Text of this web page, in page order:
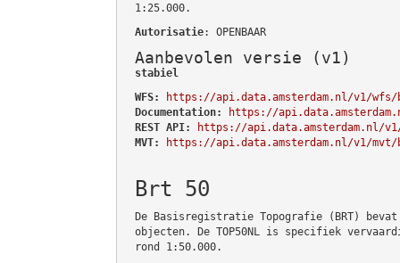
1:25.000.
Autorisatie: OPENBAAR
Aanbevolen versie (v1)
stabiel
WFS:
https://api.data.amsterdam.nl/v1/wfs/
Documentation:
https://
REST API:
https://api.data.amsterdam.nl/
MVT:
https://api.data.amsterdam.nl/v1/mvt/
Brt 50
De Basisregistratie Topografie (BRT)
objecten. De TOP50NL is specifiek
rond 1:50.000.